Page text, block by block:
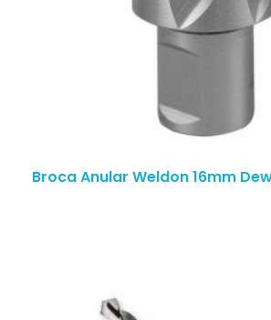
Broca Anular Weldon 16mm